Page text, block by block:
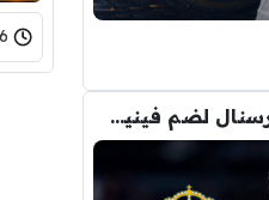
رد ريال مدريد على عرض أرسنال لضم فينيسيوس